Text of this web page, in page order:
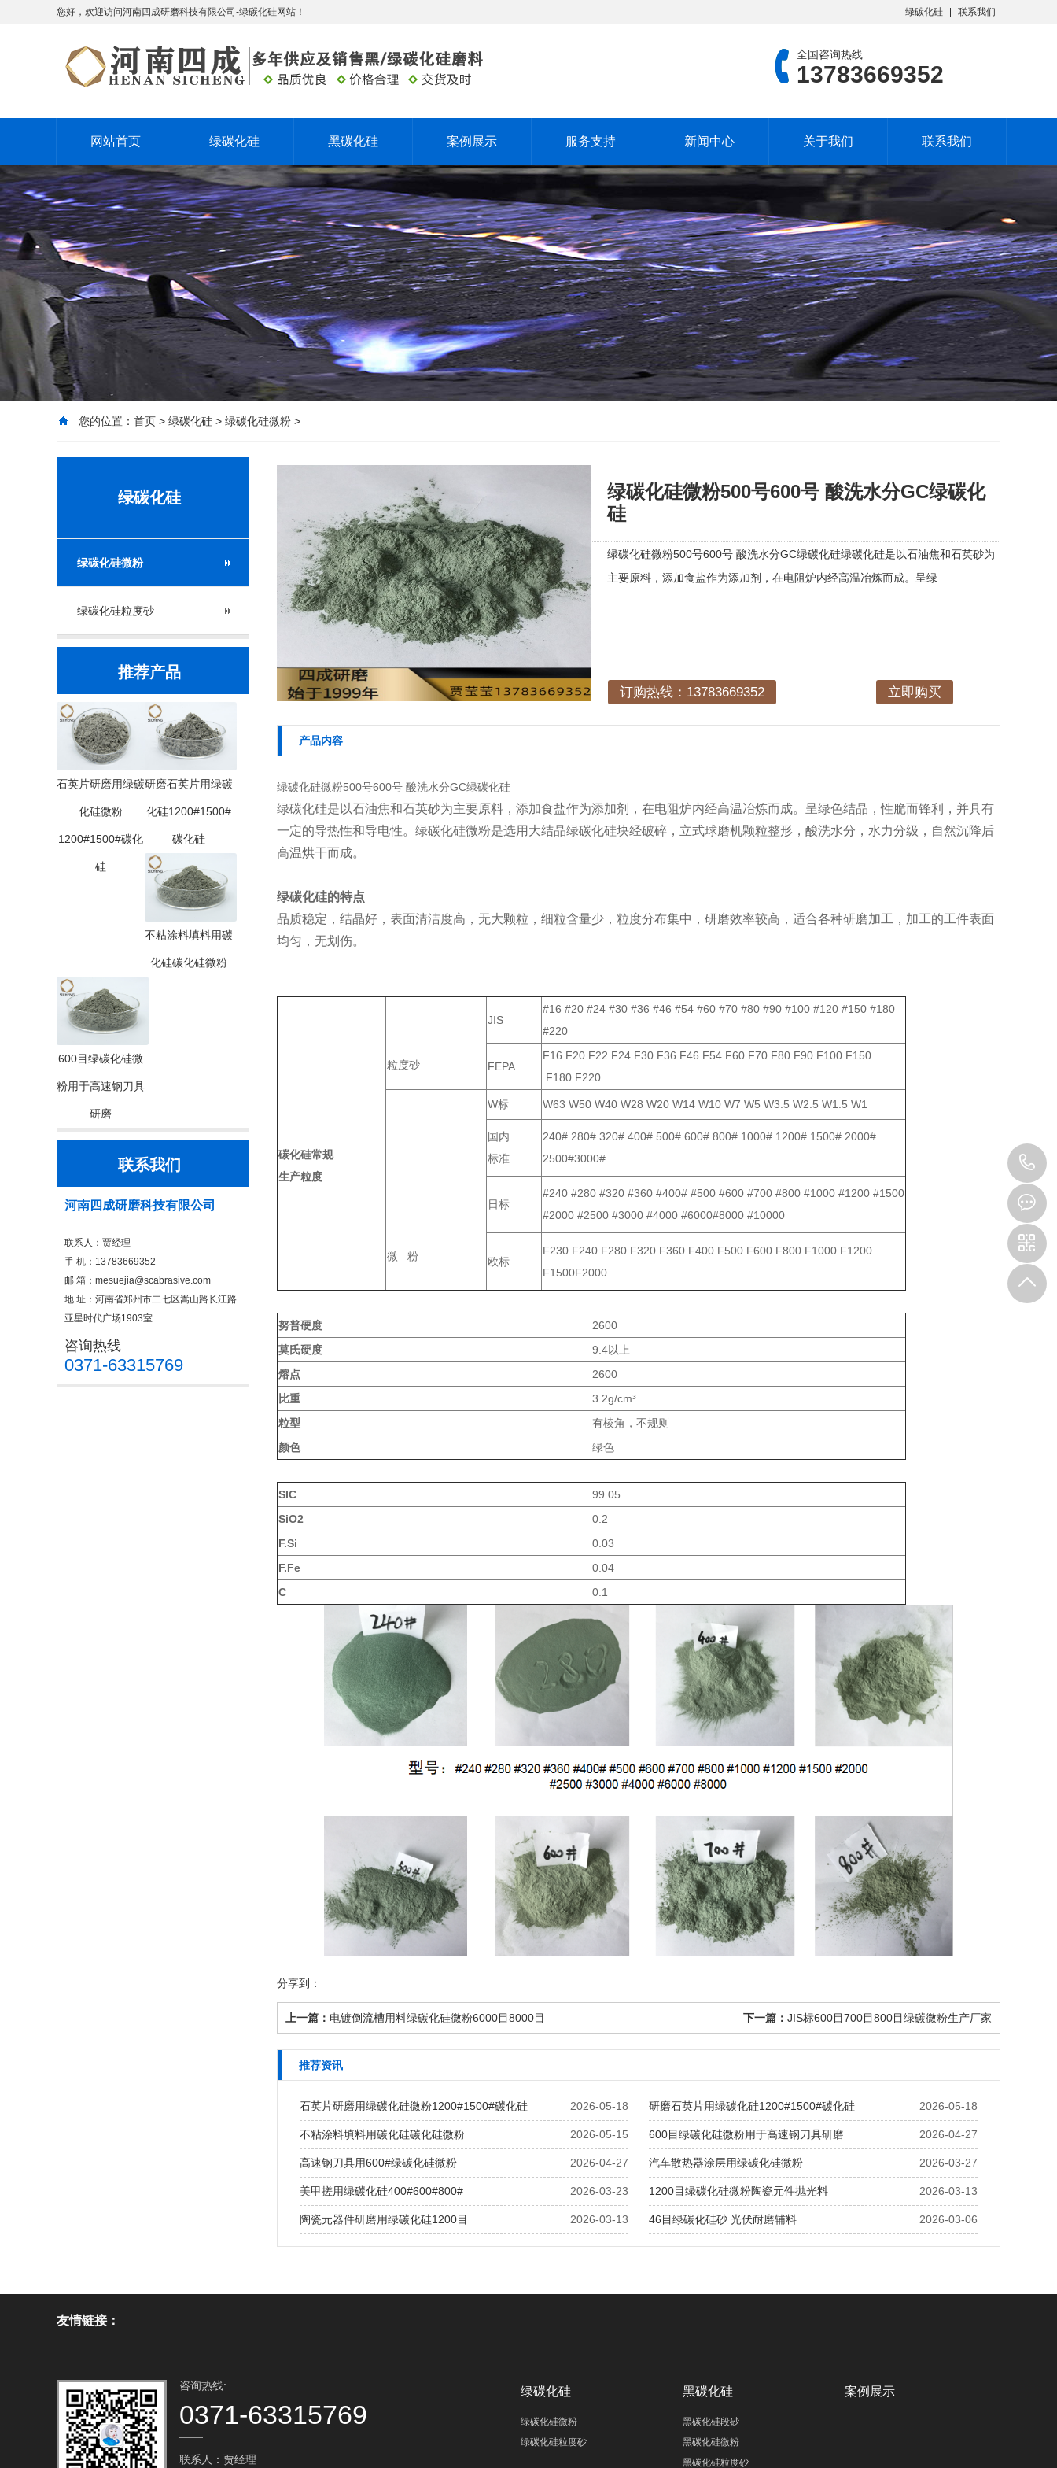
您好，欢迎访问河南四成研磨科技有限公司-绿碳化硅网站！ 绿碳化硅 联系我们
全国咨询热线
13783669352
网站首页 绿碳化硅 黑碳化硅 案例展示 服务支持 新闻中心 关于我们 联系我们
您的位置： 首页 > 绿碳化硅 > 绿碳化硅微粉 >
绿碳化硅
绿碳化硅微粉
绿碳化硅粒度砂
推荐产品
石英片研磨用绿碳
化硅微粉
1200#1500#碳化
硅
研磨石英片用绿碳
化硅1200#1500#
碳化硅
不粘涂料填料用碳
化硅碳化硅微粉
600目绿碳化硅微
粉用于高速钢刀具
研磨
联系我们
河南四成研磨科技有限公司
联系人：贾经理
手 机：13783669352
邮 箱： mesuejia@scabrasive.com
地 址：河南省郑州市二七区嵩山路长江路
亚星时代广场1903室
咨询热线
0371-63315769
绿碳化硅微粉500号600号 酸洗水分GC绿碳化
硅
绿碳化硅微粉500号600号 酸洗水分GC绿碳化硅绿碳化硅是以石油焦和石英砂为
主要原料，添加食盐作为添加剂，在电阻炉内经高温冶炼而成。呈绿
订购热线：13783669352 立即购买
产品内容
绿碳化硅微粉500号600号 酸洗水分GC绿碳化硅
绿碳化硅是以石油焦和石英砂为主要原料，添加食盐作为添加剂，在电阻炉内经高温冶炼而成。呈绿色结晶，性脆而锋利，并具有
一定的导热性和导电性。绿碳化硅微粉是选用大结晶绿碳化硅块经破碎，立式球磨机颗粒整形，酸洗水分，水力分级，自然沉降后
高温烘干而成。
绿碳化硅的特点
品质稳定，结晶好，表面清洁度高，无大颗粒，细粒含量少，粒度分布集中，研磨效率较高，适合各种研磨加工，加工的工件表面
均匀，无划伤。
碳化硅常规
生产粒度
粒度砂
JIS
#16 #20 #24 #30 #36 #46 #54 #60 #70 #80 #90 #100 #120 #150 #180
#220
FEPA
F16 F20 F22 F24 F30 F36 F46 F54 F60 F70 F80 F90 F100 F150
F180 F220
微 粉
W标 W63 W50 W40 W28 W20 W14 W10 W7 W5 W3.5 W2.5 W1.5 W1
国内
标准
240# 280# 320# 400# 500# 600# 800# 1000# 1200# 1500# 2000#
2500#3000#
日标
#240 #280 #320 #360 #400# #500 #600 #700 #800 #1000 #1200 #1500
#2000 #2500 #3000 #4000 #6000#8000 #10000
欧标
F230 F240 F280 F320 F360 F400 F500 F600 F800 F1000 F1200
F1500F2000
努普硬度
2600
莫氏硬度
9.4以上
熔点
2600
比重
3.2g/cm³
粒型
有棱角，不规则
颜色
绿色
SIC
99.05
SiO2
0.2
F.Si
0.03
F.Fe
0.04
C
0.1
分享到：
上一篇： 电镀倒流槽用料绿碳化硅微粉6000目8000目 下一篇： JIS标600目700目800目绿碳微粉生产厂家
推荐资讯
2026-05-18
石英片研磨用绿碳化硅微粉1200#1500#碳化硅 2026-05-18
研磨石英片用绿碳化硅1200#1500#碳化硅
2026-05-15
不粘涂料填料用碳化硅碳化硅微粉 2026-04-27
600目绿碳化硅微粉用于高速钢刀具研磨
2026-04-27
高速钢刀具用600#绿碳化硅微粉 2026-03-27
汽车散热器涂层用绿碳化硅微粉
2026-03-23
美甲搓用绿碳化硅400#600#800# 2026-03-13
1200目绿碳化硅微粉陶瓷元件抛光料
2026-03-13
陶瓷元器件研磨用绿碳化硅1200目 2026-03-06
46目绿碳化硅砂 光伏耐磨辅料
友情链接：
咨询热线:
0371-63315769
联系人：贾经理
绿碳化硅
绿碳化硅微粉
绿碳化硅粒度砂
黑碳化硅
黑碳化硅段砂
黑碳化硅微粉
黑碳化硅粒度砂
案例展示